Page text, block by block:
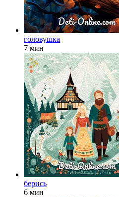
головушка
7 мин
берись
6 мин